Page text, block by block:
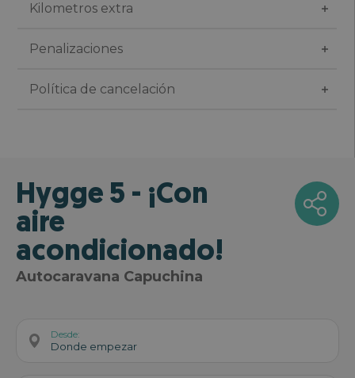
Kilometros extra
Penalizaciones
Política de cancelación
Hygge 5 - ¡Con
aire
acondicionado!
Autocaravana Capuchina
Desde:
Donde empezar